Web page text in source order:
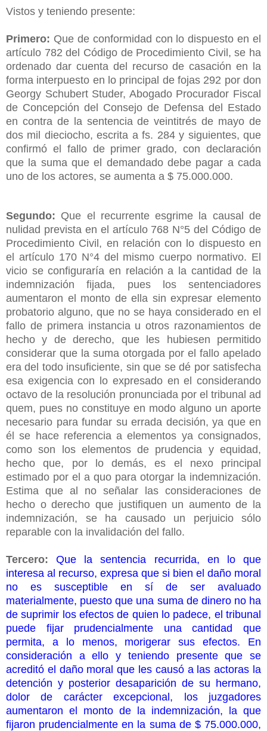
Vistos y teniendo presente:
Primero: Que de conformidad con lo dispuesto en el
artículo 782 del Código de Procedimiento Civil, se ha
ordenado dar cuenta del recurso de casación en la
forma interpuesto en lo principal de fojas 292 por don
Georgy Schubert Studer, Abogado Procurador Fiscal
de Concepción del Consejo de Defensa del Estado
en contra de la sentencia de veintitrés de mayo de
dos mil dieciocho, escrita a fs. 284 y siguientes, que
confirmó el fallo de primer grado, con declaración
que la suma que el demandado debe pagar a cada
uno de los actores, se aumenta a $ 75.000.000.
Segundo: Que el recurrente esgrime la causal de
nulidad prevista en el artículo 768 N°5 del Código de
Procedimiento Civil, en relación con lo dispuesto en
el artículo 170 N°4 del mismo cuerpo normativo. El
vicio se configuraría en relación a la cantidad de la
indemnización fijada, pues los sentenciadores
aumentaron el monto de ella sin expresar elemento
probatorio alguno, que no se haya considerado en el
fallo de primera instancia u otros razonamientos de
hecho y de derecho, que les hubiesen permitido
considerar que la suma otorgada por el fallo apelado
era del todo insuficiente, sin que se dé por satisfecha
esa exigencia con lo expresado en el considerando
octavo de la resolución pronunciada por el tribunal ad
quem, pues no constituye en modo alguno un aporte
necesario para fundar su errada decisión, ya que en
él se hace referencia a elementos ya consignados,
como son los elementos de prudencia y equidad,
hecho que, por lo demás, es el nexo principal
estimado por el a quo para otorgar la indemnización.
Estima que al no señalar las consideraciones de
hecho o derecho que justifiquen un aumento de la
indemnización, se ha causado un perjuicio sólo
reparable con la invalidación del fallo.
Tercero:Que la sentencia recurrida, en lo que
interesa al recurso, expresa que si bien el daño moral
no es susceptible en sí de ser avaluado
materialmente, puesto que una suma de dinero no ha
de suprimir los efectos de quien lo padece, el tribunal
puede fijar prudencialmente una cantidad que
permita, a lo menos, morigerar sus efectos. En
consideración a ello y teniendo presente que se
acreditó el daño moral que les causó a las actoras la
detención y posterior desaparición de su hermano,
dolor de carácter excepcional, los juzgadores
aumentaron el monto de la indemnización, la que
fijaron prudencialmente en la suma de $ 75.000.000,